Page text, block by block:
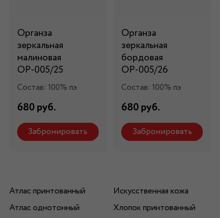
Органза
зеркальная
малиновая
ОР-005/25
Состав: 100% пэ
680 руб.
Забронировать
Органза
зеркальная
бордовая
ОР-005/26
Состав: 100% пэ
680 руб.
Забронировать
Атлас принтованный
Атлас однотонный
Искусственная кожа
Хлопок принтованный